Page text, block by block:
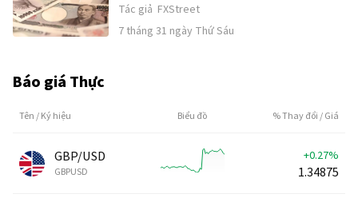
sau khi tăng mạnh nhờ nghi ngờ can
thiệp, BoJ giữ nguyên chính sách
Tác giả FXStreet
7 tháng 31 ngày Thứ Sáu
Báo giá Thực
Tên / Ký hiệu Biểu đồ % Thay đổi / Giá
GBP/USD
GBPUSD
+0.27%
1.34875